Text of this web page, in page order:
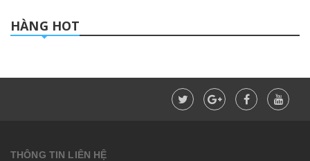
HÀNG HOT
THÔNG TIN LIÊN HỆ